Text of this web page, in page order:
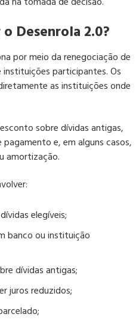
Desenrola 2.0?
por meio da renegociação de
participantes. Os
as instituições onde
sobre dívidas antigas,
e, em alguns casos,
amortização.
elegíveis;
banco ou instituição
dívidas antigas;
juros reduzidos;